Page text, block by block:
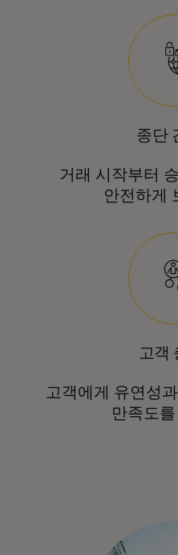
종단
거래 시작부터
안전하게
고객
고객에게 유연성
만족도